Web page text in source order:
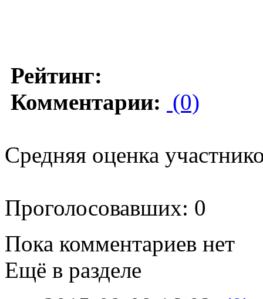
Рейтинг:
Комментарии: (0)
Средняя оценка
Проголосовавших: 0
Пока комментариев нет
Ещё в разделе